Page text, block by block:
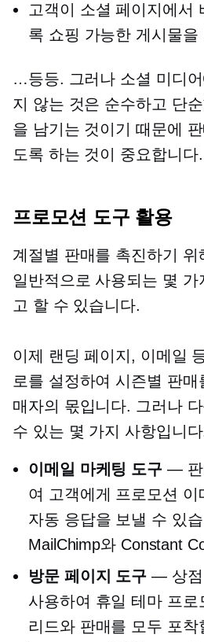
고객이 소셜 페이지에서
록 쇼핑 가능한 게시물을
…등등. 그러나 소셜 미디
지 않는 것은 순수하고 단
을 남기는 것이기 때문에
도록 하는 것이 중요합니다.
프로모션 도구 활용
계절별 판매를 촉진하기 위
일반적으로 사용되는 몇 가
고 할 수 있습니다.
이제 랜딩 페이지, 이메일
로를 설정하여 시즌별 판
매자의 몫입니다. 그러나
수 있는 몇 가지 사항입니
이메일 마케팅 도구 — 판
여 고객에게 프로모션 이
자동 응답을 보낼 수 있
MailChimp와 Constant
방문 페이지 도구 — 상점
사용하여 휴일 테마 프로
리드와 판매를 모두 포착